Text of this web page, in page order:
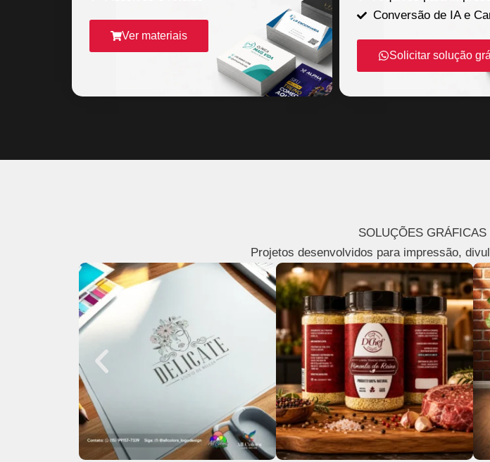
Ver materiais
Conversão de IA e
Solicitar solução
SOLUÇÕES
Projetos desenvolvidos para impressão,